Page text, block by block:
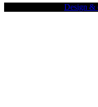
Design &